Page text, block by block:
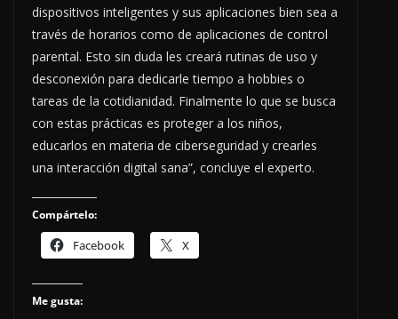
dispositivos inteligentes y sus aplicaciones bien sea a
través de horarios como de aplicaciones de control
parental. Esto sin duda les creará rutinas de uso y
desconexión para dedicarle tiempo a hobbies o
tareas de la cotidianidad. Finalmente lo que se busca
con estas prácticas es proteger a los niños,
educarlos en materia de ciberseguridad y crearles
una interacción digital sana”, concluye el experto.
Compártelo:
Facebook X
Me gusta: